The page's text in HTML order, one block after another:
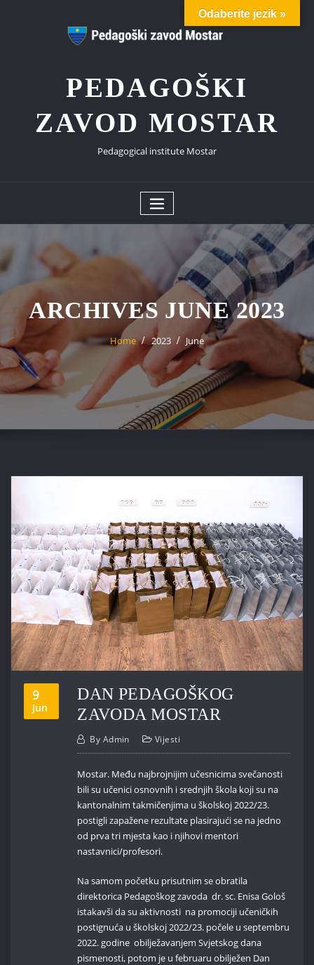
PEDAGOŠKI
ZAVOD MOSTAR
Pedagogical institute Mostar
ARCHIVES JUNE 2023
Home 2023 June
9
Jun
DAN PEDAGOŠKOG
ZAVODA MOSTAR
By Admin Vijesti
Mostar. Među najbrojnijim učesnicima svečanosti
bili su učenici osnovnih i srednjih škola koji su na
kantonalnim takmičenjima u školskoj 2022/23.
postigli zapažene rezultate plasirajući se na jedno
od prva tri mjesta kao i njihovi mentori
nastavnici/profesori.
Na samom početku prisutnim se obratila
direktorica Pedagoškog zavoda dr. sc. Enisa Gološ
istakavši da su aktivnosti na promociji učeničkih
postignuća u školskoj 2022/23. počele u septembru
2022. godine obilježavanjem Svjetskog dana
pismenosti, potom je u februaru obilježen Dan
Odaberite jezik »